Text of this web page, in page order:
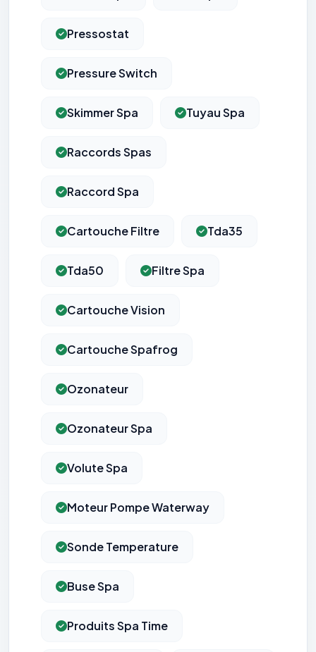
Pressostat
Pressure Switch
Skimmer Spa Tuyau Spa
Raccords Spas
Raccord Spa
Cartouche Filtre Tda35
Tda50 Filtre Spa
Cartouche Vision
Cartouche Spafrog
Ozonateur
Ozonateur Spa
Volute Spa
Moteur Pompe Waterway
Sonde Temperature
Buse Spa
Produits Spa Time